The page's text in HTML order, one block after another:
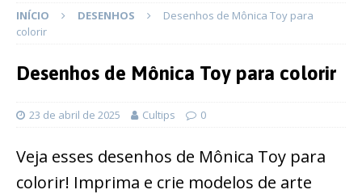
INÍCIO DESENHOS
Desenhos de Mônica Toy para
colorir
Desenhos de Mônica Toy para colorir
23 de abril de 2025 Cultips 0
Veja esses desenhos de Mônica Toy para
colorir! Imprima e crie modelos de arte